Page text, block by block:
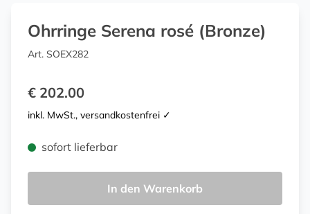
Ohrringe Serena rosé (Bronze)
Art. SOEX282
€ 202.00
inkl. MwSt., versandkostenfrei ✓
sofort lieferbar
In den Warenkorb